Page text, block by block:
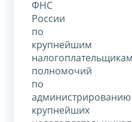
ФНС
России
по
крупнейшим
налогоплательщикам
полномочий
по
администрированию
крупнейших